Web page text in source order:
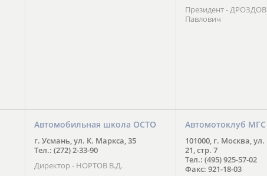
Президент -
Павлович
Автомобильная школа ОСТО
г. Усмань, ул. К. Маркса, 35
Тел.: (272) 2-33-90
Директор - НОРТОВ В.Д.
Автомотоклуб
101000, г. Москва,
21, стр. 7
Тел.: (495) 925-57-02
Факс: 921-18-03